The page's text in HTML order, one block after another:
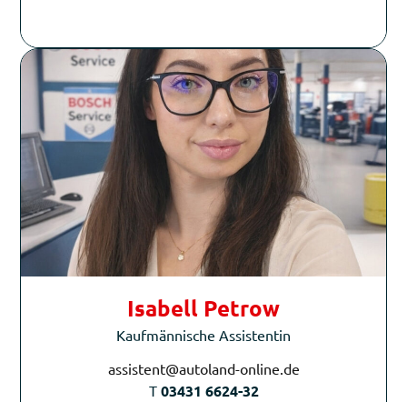
Isabell Petrow
Kaufmännische Assistentin
assistent@autoland-online.de
T 03431 6624-32